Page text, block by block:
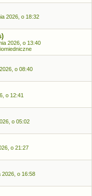
2026, o 18:32
2026, o 13:40
o 08:40
o 12:41
o 05:02
o 21:27
2026, o 16:58